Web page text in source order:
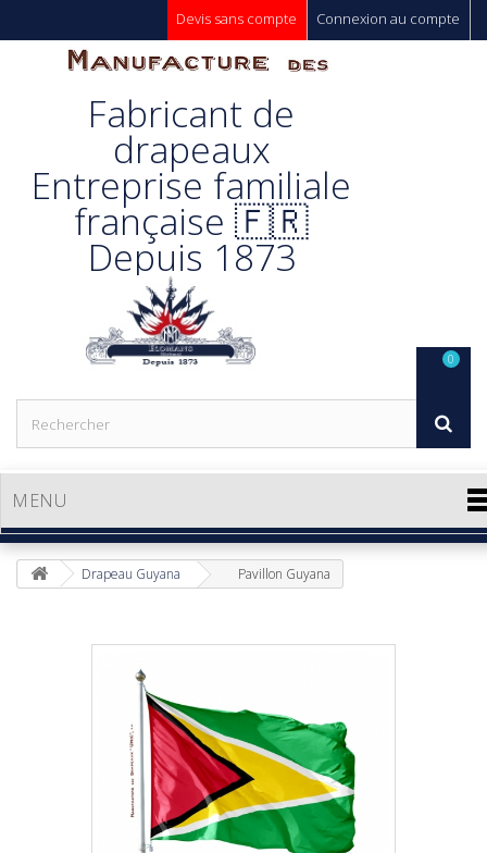
Connexion au compte
Devis sans compte
Manufacture
Des
Drapeaux
Unic s.a.
Fabricant de
drapeaux
Entreprise familiale
française 🇫🇷
Depuis 1873
MENU
0
Drapeau Guyana Pavillon Guyana